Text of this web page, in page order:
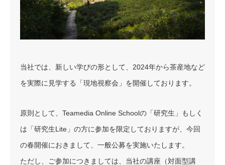
当社では、新しい学びの形として、2024年から茶産地など
を実際に見学する「現地視察会」を開催しております。
原則として、Teamedia Online Schoolの「研究生」もしく
は「研究生Lite」の方に参加を限定しておりますが、今回
の春開催におきまして、一般公募を実施いたします。
ただし、ご参加につきましては、当社の講座（対面型講